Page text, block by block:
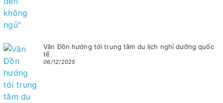
Vân Đồn hướng tới trung tâm du lịch nghỉ dưỡng quốc
tế
06/12/2025